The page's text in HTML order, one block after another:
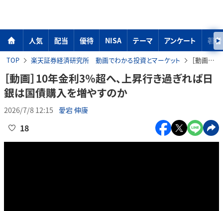
人気 配当 優待 NISA テーマ アンケート 著者
TOP 楽天証券経済研究所 動画でわかる投資とマーケット ［動画］10年金利3％超へ、上昇行き過ぎれば日銀は国債購入を増やすのか
［動画］10年金利3％超へ、上昇行き過ぎれば日
銀は国債購入を増やすのか
2026/7/8 12:15 愛宕 伸康
18